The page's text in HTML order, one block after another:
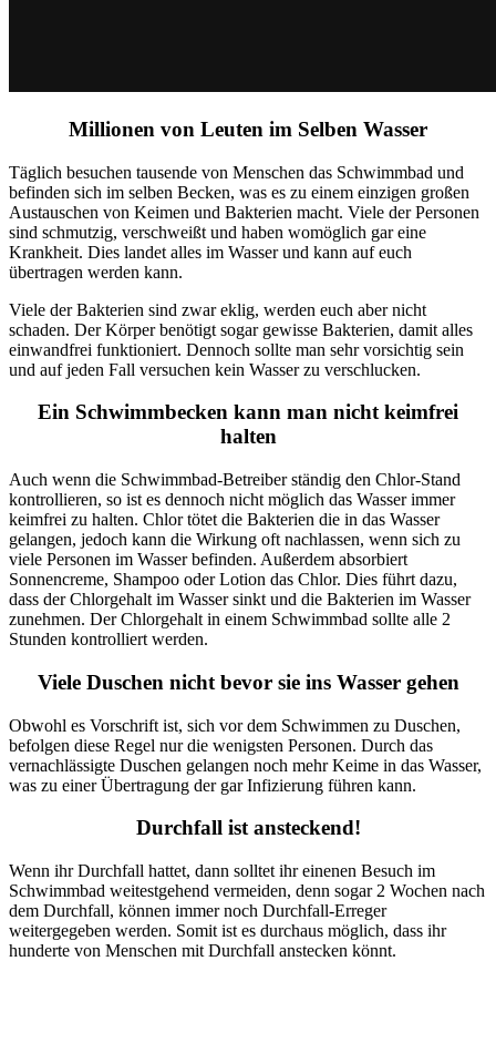
Millionen von Leuten im Selben Wasser
Täglich besuchen tausende von Menschen das Schwimmbad und
befinden sich im selben Becken, was es zu einem einzigen großen
Austauschen von Keimen und Bakterien macht. Viele der Personen
sind schmutzig, verschweißt und haben womöglich gar eine
Krankheit. Dies landet alles im Wasser und kann auf euch
übertragen werden kann.
Viele der Bakterien sind zwar eklig, werden euch aber nicht
schaden. Der Körper benötigt sogar gewisse Bakterien, damit alles
einwandfrei funktioniert. Dennoch sollte man sehr vorsichtig sein
und auf jeden Fall versuchen kein Wasser zu verschlucken.
Ein Schwimmbecken kann man nicht keimfrei
halten
Auch wenn die Schwimmbad-Betreiber ständig den Chlor-Stand
kontrollieren, so ist es dennoch nicht möglich das Wasser immer
keimfrei zu halten. Chlor tötet die Bakterien die in das Wasser
gelangen, jedoch kann die Wirkung oft nachlassen, wenn sich zu
viele Personen im Wasser befinden. Außerdem absorbiert
Sonnencreme, Shampoo oder Lotion das Chlor. Dies führt dazu,
dass der Chlorgehalt im Wasser sinkt und die Bakterien im Wasser
zunehmen. Der Chlorgehalt in einem Schwimmbad sollte alle 2
Stunden kontrolliert werden.
Viele Duschen nicht bevor sie ins Wasser gehen
Obwohl es Vorschrift ist, sich vor dem Schwimmen zu Duschen,
befolgen diese Regel nur die wenigsten Personen. Durch das
vernachlässigte Duschen gelangen noch mehr Keime in das Wasser,
was zu einer Übertragung der gar Infizierung führen kann.
Durchfall ist ansteckend!
Wenn ihr Durchfall hattet, dann solltet ihr einenen Besuch im
Schwimmbad weitestgehend vermeiden, denn sogar 2 Wochen nach
dem Durchfall, können immer noch Durchfall-Erreger
weitergegeben werden. Somit ist es durchaus möglich, dass ihr
hunderte von Menschen mit Durchfall anstecken könnt.